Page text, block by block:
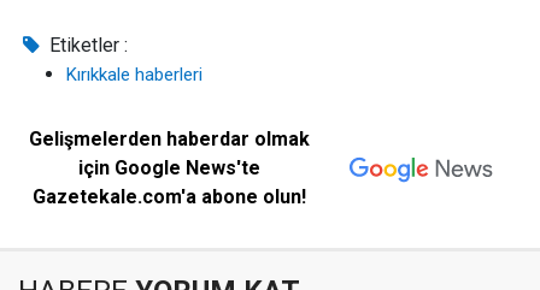
Etiketler :
Kırıkkale haberleri
Gelişmelerden haberdar olmak
için Google News'te
Gazetekale.com'a abone olun!